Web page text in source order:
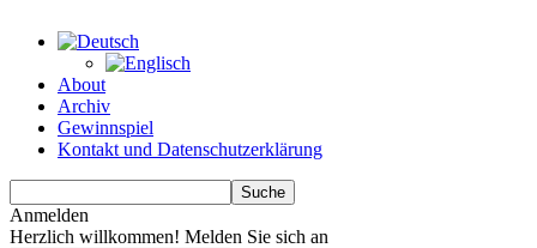
About
Archiv
Gewinnspiel
Kontakt und Datenschutzerklärung
Anmelden
Herzlich willkommen! Melden Sie sich an